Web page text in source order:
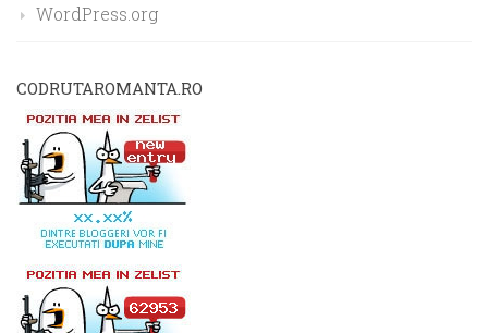
WordPress.org
CODRUTAROMANTA.RO